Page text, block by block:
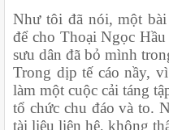
Như tôi đã nói, một bài
để cho Thoại Ngọc
sưu dân đã bỏ mình
Trong dịp tế cáo nầy,
làm một cuộc cải táng
tổ chức chu đáo và to.
tài liệu liên hệ, không